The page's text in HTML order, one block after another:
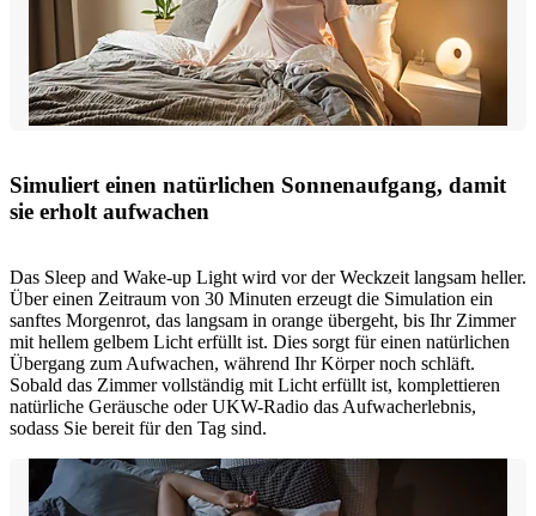
Simuliert einen natürlichen Sonnenaufgang, damit
sie erholt aufwachen
Das Sleep and Wake-up Light wird vor der Weckzeit langsam heller.
Über einen Zeitraum von 30 Minuten erzeugt die Simulation ein
sanftes Morgenrot, das langsam in orange übergeht, bis Ihr Zimmer
mit hellem gelbem Licht erfüllt ist. Dies sorgt für einen natürlichen
Übergang zum Aufwachen, während Ihr Körper noch schläft.
Sobald das Zimmer vollständig mit Licht erfüllt ist, komplettieren
natürliche Geräusche oder UKW-Radio das Aufwacherlebnis,
sodass Sie bereit für den Tag sind.